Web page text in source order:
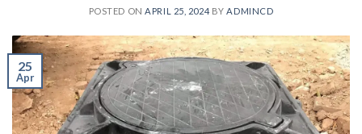
POSTED ON APRIL 25, 2024 BY ADMINCD
25
Apr